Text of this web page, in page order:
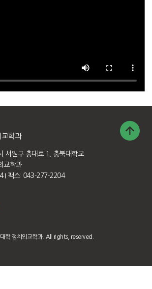
학과
서원구 충대로 1, 충북대학교
교학과
I 팩스: 043-277-2204
학 정치외교학과. All rights, reserved.